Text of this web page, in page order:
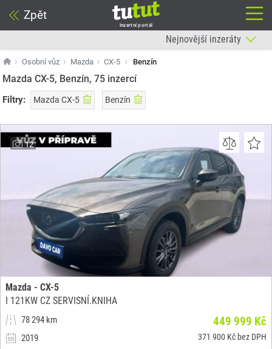
Zpět
Inzertní portál
Osobní vůz Mazda CX-5 Benzín
Mazda CX-5, Benzín, 75 inzercí
Filtry: Mazda CX-5 Benzín
12
Mazda - CX-5
I 121KW CZ SERVISNÍ.KNIHA
78 294 km
2019
449 999 Kč
371 900 Kč bez DPH